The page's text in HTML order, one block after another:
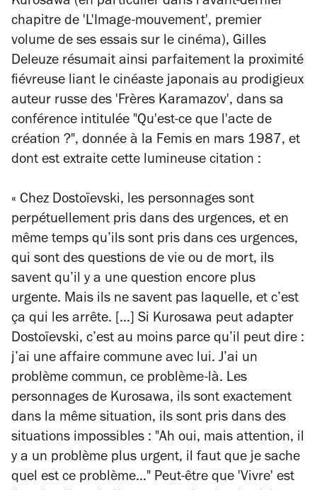
chapitre de 'L'Image-mouvement', premier
volume de ses essais sur le cinéma), Gilles
Deleuze résumait ainsi parfaitement la proximité
fiévreuse liant le cinéaste japonais au prodigieux
auteur russe des 'Frères Karamazov', dans sa
conférence intitulée "Qu'est-ce que l'acte de
création ?", donnée à la Femis en mars 1987, et
dont est extraite cette lumineuse citation :
« Chez Dostoïevski, les personnages sont
perpétuellement pris dans des urgences, et en
même temps qu’ils sont pris dans ces urgences,
qui sont des questions de vie ou de mort, ils
savent qu’il y a une question encore plus
urgente. Mais ils ne savent pas laquelle, et c’est
ça qui les arrête. […] Si Kurosawa peut adapter
Dostoïevski, c’est au moins parce qu’il peut dire :
j’ai une affaire commune avec lui. J’ai un
problème commun, ce problème-là. Les
personnages de Kurosawa, ils sont exactement
dans la même situation, ils sont pris dans des
situations impossibles : "Ah oui, mais attention, il
y a un problème plus urgent, il faut que je sache
quel est ce problème…" Peut-être que 'Vivre' est